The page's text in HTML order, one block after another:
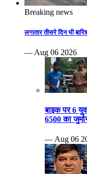
Breaking news
लगातार तीसरे दिन भी
— Aug 06 2026
बाइक पर 6
6500 का
— Aug 06